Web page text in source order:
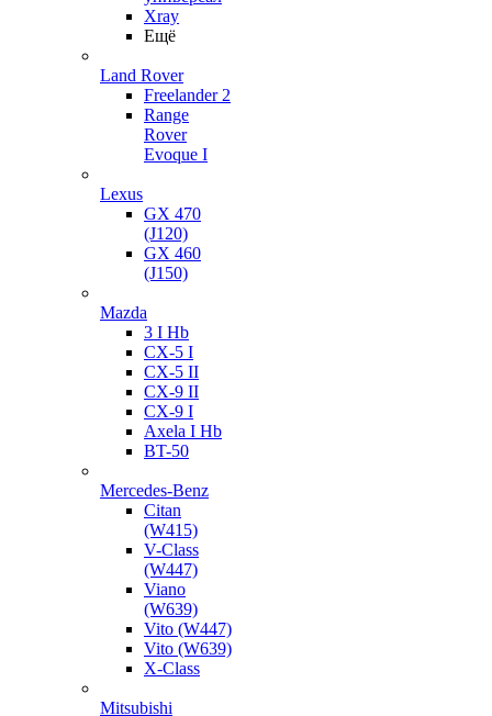
Xray
Ещё
Land Rover
Freelander 2
Range
Rover
Evoque I
Lexus
GX 470
(J120)
GX 460
(J150)
Mazda
3 I Hb
CX-5 I
CX-5 II
CX-9 II
CX-9 I
Axela I Hb
BT-50
Mercedes-Benz
Citan
(W415)
V-Class
(W447)
Viano
(W639)
Vito (W447)
Vito (W639)
X-Class
Mitsubishi